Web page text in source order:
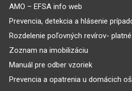
AMO – EFSA info web
Prevencia, detekcia a hlásenie
Rozdelenie poľovných revírov-
Zoznam na imobilizáciu
Manuál pre odber vzoriek
Prevencia a opatrenia u domácich